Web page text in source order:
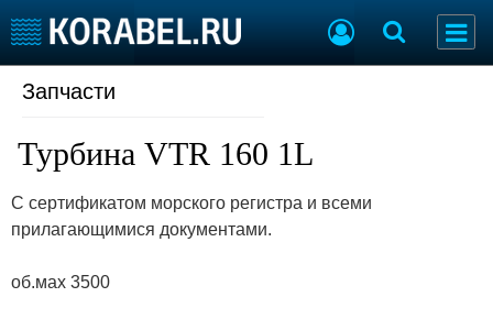
Судостроение
Новости
Репутация
Работа
Журнал
Продажа флота
Изделия
Материалы
Запчасти
Турбина VTR 160 1L
С сертификатом морского регистра и всеми
прилагающимися документами.
об.мах 3500